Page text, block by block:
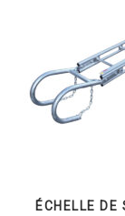
ÉCHELLE DE